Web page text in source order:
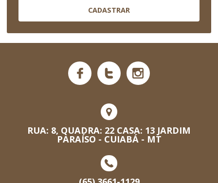
CADASTRAR
RUA: 8, QUADRA: 22 CASA: 13 JARDIM
PARAÍSO - CUIABÁ - MT